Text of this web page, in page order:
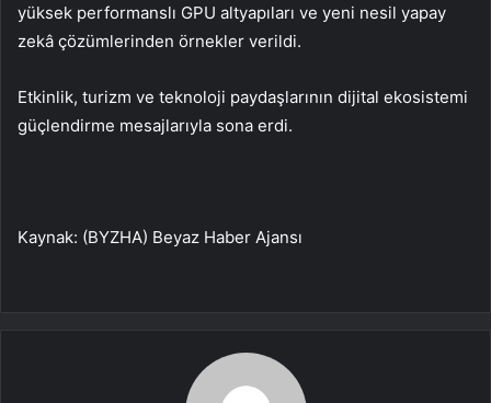
yüksek performanslı GPU altyapıları ve yeni nesil yapay
zekâ çözümlerinden örnekler verildi.
Etkinlik, turizm ve teknoloji paydaşlarının dijital ekosistemi
güçlendirme mesajlarıyla sona erdi.
Kaynak: (BYZHA) Beyaz Haber Ajansı